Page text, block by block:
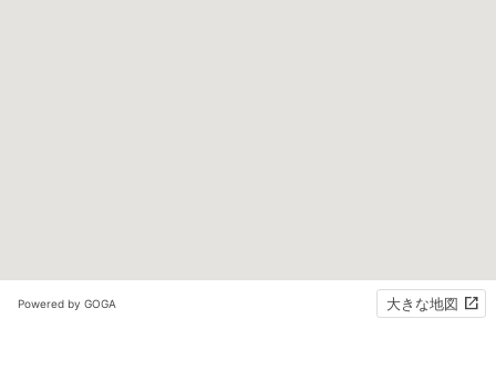
Powered by GOGA 大きな地図